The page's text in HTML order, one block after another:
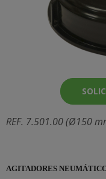
REF. 7.501.00 (Ø150
AGITADORES